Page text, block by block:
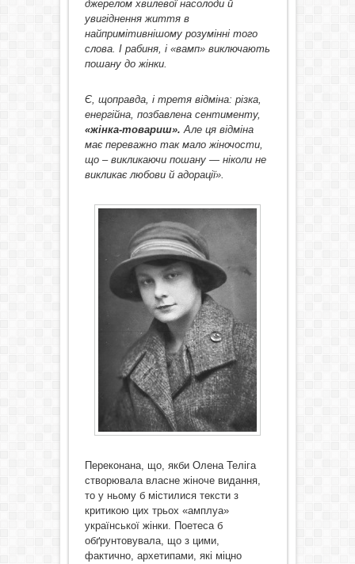
джерелом хвилевої насолоди й
увигіднення життя в
найпримітивнішому розумінні того
слова. І рабиня, і «вамп» виключають
пошану до жінки.
Є, щоправда, і третя відміна: різка,
енергійна, позбавлена сентименту,
«жінка-товариш». Але ця відміна
має переважно так мало жіночости,
що – викликаючи пошану — ніколи не
викликає любови й адорації».
Переконана, що, якби Олена Теліга
створювала власне жіноче видання,
то у ньому б містилися тексти з
критикою цих трьох «амплуа»
української жінки. Поетеса б
обґрунтовувала, що з цими,
фактично, архетипами, які міцно